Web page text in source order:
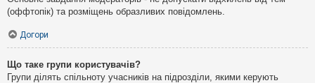
(оффтопік) та розміщень образливих повідомлень.
Догори
Що таке групи користувачів?
Групи ділять спільноту учасників на підрозділи, якими керують